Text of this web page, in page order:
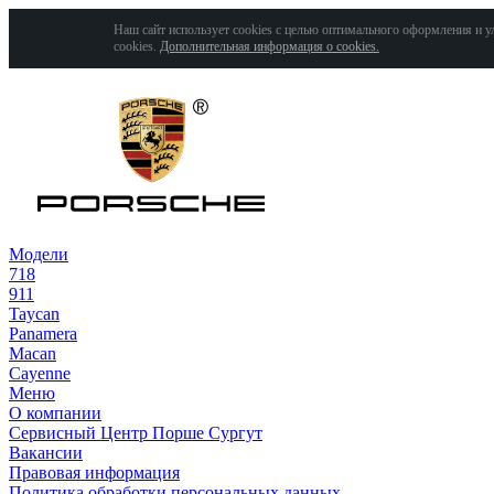
Наш сайт использует cookies с целью оптимального оформления и
cookies. Дополнительная информация о cookies.
Модели
718
911
Taycan
Panamera
Macan
Cayenne
Меню
О компании
Сервисный Центр Порше Сургут
Вакансии
Правовая информация